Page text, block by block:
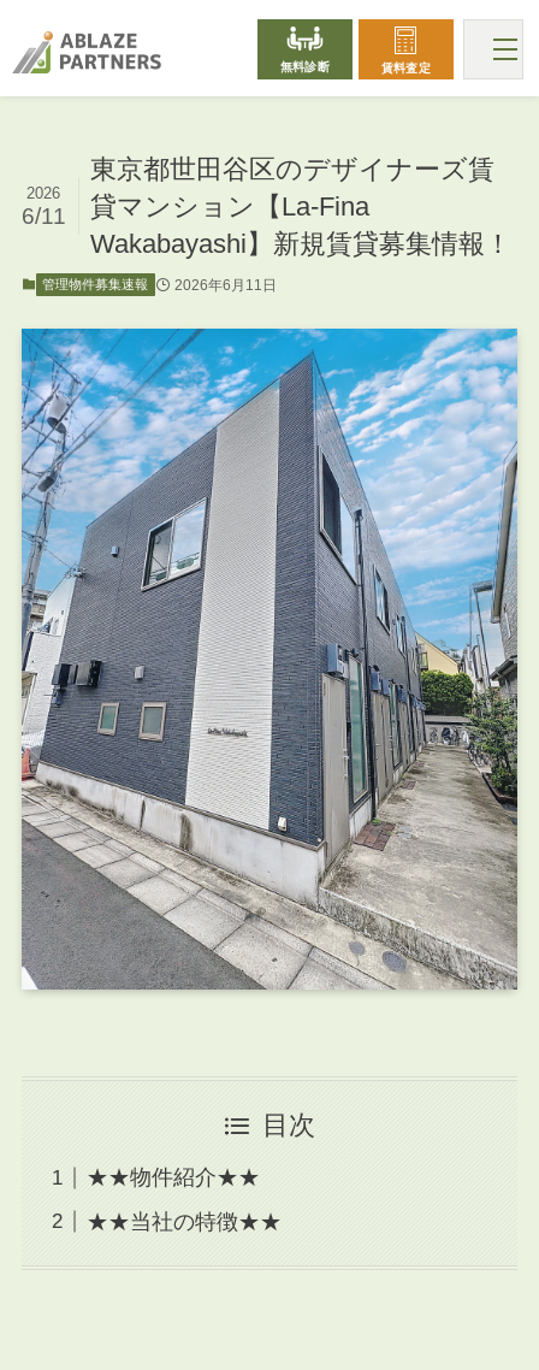
無料診断 賃料査定
東京都世田谷区のデザイナーズ賃
貸マンション【La-Fina
Wakabayashi】新規賃貸募集情報！
2026
6/11
管理物件募集速報 2026年6月11日
目次
★★物件紹介★★
★★当社の特徴★★